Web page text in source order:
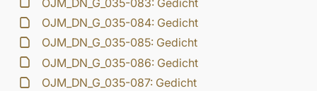
OJM_DN_G_035-084: Gedicht
OJM_DN_G_035-085: Gedicht
OJM_DN_G_035-086: Gedicht
OJM_DN_G_035-087: Gedicht